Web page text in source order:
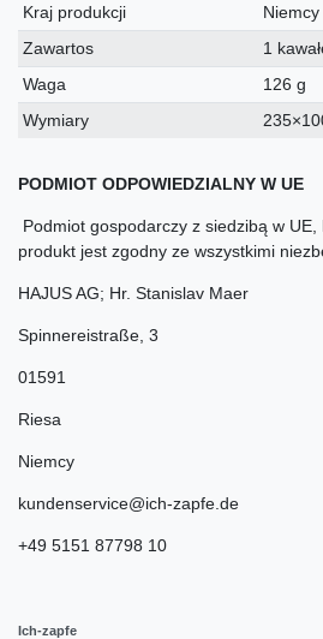
Kraj produkcji
Niemcy
Zawartos
1
Waga
126 g
Wymiary
PODMIOT ODPOWIEDZIALNY W UE
Podmiot gospodarczy z siedzibą w
produkt jest zgodny ze wszystkimi
HAJUS AG; Hr. Stanislav Maer
Spinnereistraße 3
01591
Riesa
Niemcy
kundenservice@ich-zapfe.de
+49 5151 87798 10
Ich-zapfe